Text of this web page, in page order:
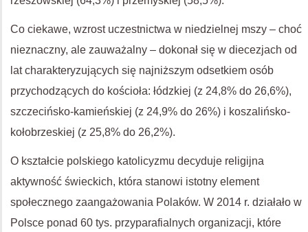
Co ciekawe, wzrost uczestnictwa w niedzielnej mszy – choć
nieznaczny, ale zauważalny – dokonał się w diecezjach od
lat charakteryzujących się najniższym odsetkiem osób
przychodzących do kościoła: łódzkiej (z 24,8% do 26,6%),
szczecińsko-kamieńskiej (z 24,9% do 26%) i koszalińsko-
kołobrzeskiej (z 25,8% do 26,2%).
O kształcie polskiego katolicyzmu decyduje religijna
aktywność świeckich, która stanowi istotny element
społecznego zaangażowania Polaków. W 2014 r. działało w
Polsce ponad 60 tys. przyparafialnych organizacji, które